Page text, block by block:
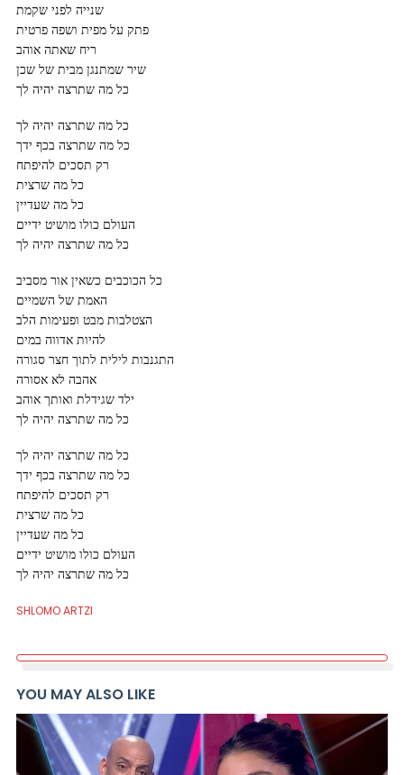
שנייה לפני שקמת
פתק על מפית ושפה פרטית
ריח שאתה אוהב
שיר שמתנגן מבית של שכן
כל מה שתרצה יהיה לך
כל מה שתרצה יהיה לך
כל מה שתרצה בכף ידך
רק תסכים להיפתח
כל מה שרצית
כל מה שעדיין
העולם כולו מושיט ידיים
כל מה שתרצה יהיה לך
כל הכוכבים כשאין אור מסביב
האמת של השמיים
הצטלבות מבט ופעימות הלב
להיות אדווה במים
התגנבות לילית לתוך חצר סגורה
אהבה לא אסורה
ילד שגידלת ואותך אוהב
כל מה שתרצה יהיה לך
כל מה שתרצה יהיה לך
כל מה שתרצה בכף ידך
רק תסכים להיפתח
כל מה שרצית
כל מה שעדיין
העולם כולו מושיט ידיים
כל מה שתרצה יהיה לך
SHLOMO ARTZI
YOU MAY ALSO LIKE